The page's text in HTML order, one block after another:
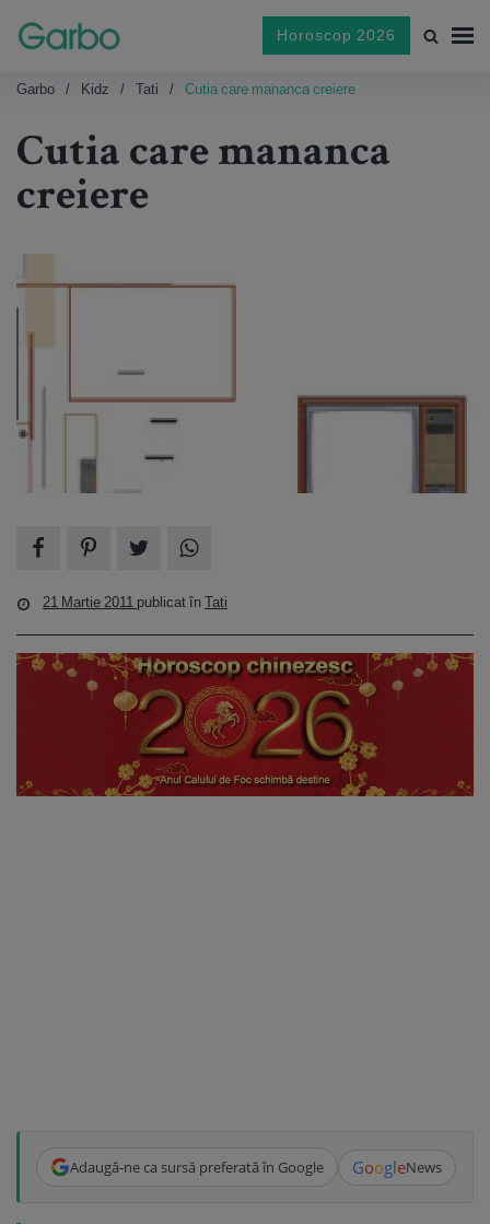
Horoscop 2026
Garbo Kidz Tati Cutia care mananca creiere
Cutia care mananca
creiere
21 Martie 2011 publicat înTati
Adaugă-ne ca sursă preferată în Google GoogleNews